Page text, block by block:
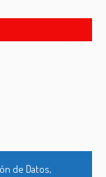
de Datos,